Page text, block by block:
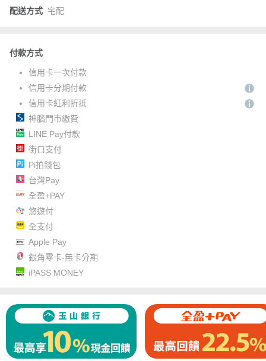
配送方式 宅配
付款方式
信用卡一次付款
信用卡分期付款
信用卡紅利折抵
神腦門市繳費
LINE Pay付款
街口支付
Pi拍錢包
台灣Pay
全盈+PAY
悠遊付
全支付
Apple Pay
銀角零卡-無卡分期
iPASS MONEY